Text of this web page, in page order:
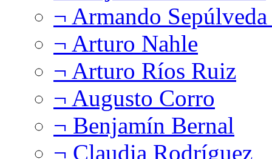
¬ Armando
¬ Arturo Nahle
¬ Arturo Ríos Ruiz
¬ Augusto Corro
¬ Benjamín Bernal
¬ Claudia Rodríguez